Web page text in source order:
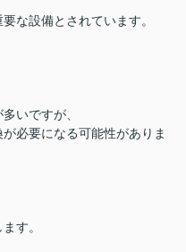
要な設備とされています。
いですが、
必要になる可能性がありま
す。